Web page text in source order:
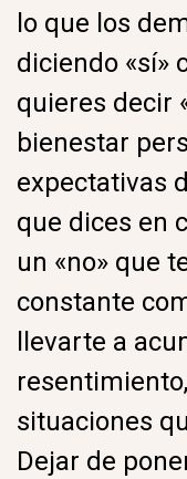
lo que los
diciendo «sí»
quieres decir
bienestar
expectativas
que dices en
un «no» que
constante
llevarte a
situaciones
Dejar de